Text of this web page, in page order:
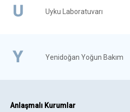
U Uyku Laboratuvarı
Y Yenidoğan Yoğun Bakım
Anlaşmalı Kurumlar